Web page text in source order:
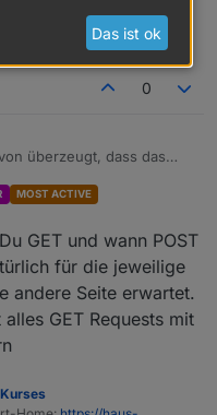
0
überzeugt, dass das
paar Tage rum und finde
mit Speicher - alles selbst
mit Tasmota drauf,
die Ladeleistung sodass
ins Netz geht. Mit den
Geräte) kann
nicht direkt geändert
durch den Http (post)
22.04, Neuinstallation im
8.1.3
MOST ACTIVE
GET und wann POST
für die jeweilige
andere Seite erwartet.
GET Requests mit
Das ist ok